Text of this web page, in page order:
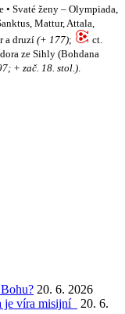
• Svaté ženy – Olympiada,
Mattur, Attala,
a druzí (+ 177);
ct.
ze Sihly (Bohdana
+ zač. 18. stol.).
20. 6. 2026
je víra misijní
20. 6.